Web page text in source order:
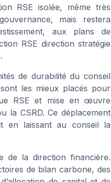
RSE isolée, même très
mais restera
aux plans de
RSE direction stratégie
de durabilité du conseil
sont les mieux placés pour
RSE et mise en œuvre
la CSRD. Ce déplacement
en laissant au conseil la
de la direction financière.
de bilan carbone, des